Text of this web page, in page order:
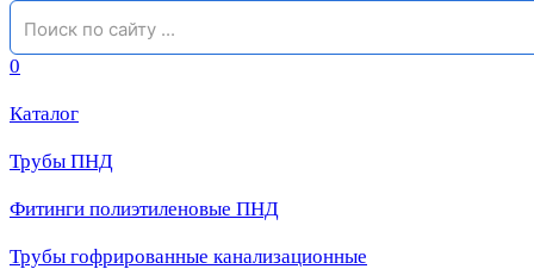
0
Каталог
Трубы ПНД
Фитинги полиэтиленовые ПНД
Трубы гофрированные канализационные